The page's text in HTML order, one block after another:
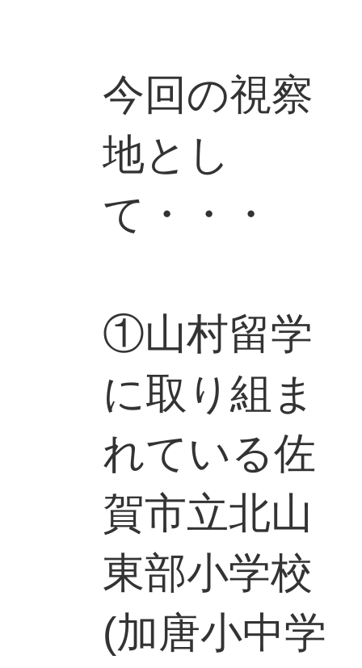
今回の視察
地とし
て・・・
①山村留学
に取り組ま
れている佐
賀市立北山
東部小学校
(加唐小中学